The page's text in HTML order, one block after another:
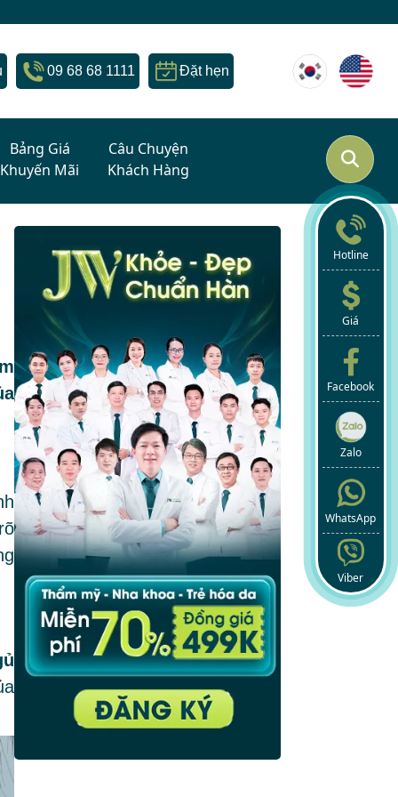
09 68 68 1111 Đặt hẹn
Bảng Giá
Khuyến Mãi
Câu Chuyện
Khách Hàng
Hotline
Giá
Facebook
Zalo
WhatsApp
Viber